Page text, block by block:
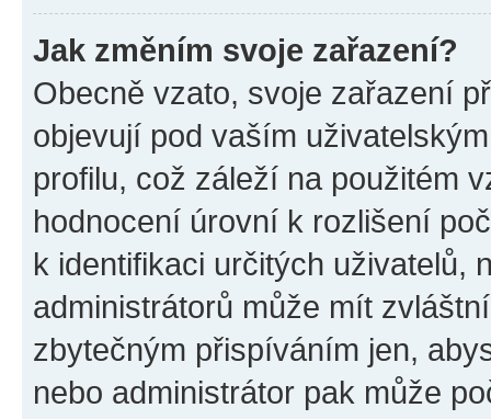
Jak změním svoje zařazení?
Obecně vzato, svoje zařazení
objevují pod vaším
profilu, což záleží na použitém
hodnocení úrovní k rozlišení
k identifikaci určitých uživatelů,
administrátorů může mít
zbytečným přispíváním jen,
nebo administrátor pak může